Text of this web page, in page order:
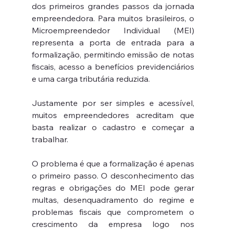
dos primeiros grandes passos da jornada
empreendedora. Para muitos brasileiros, o
Microempreendedor Individual (MEI)
representa a porta de entrada para a
formalização, permitindo emissão de notas
fiscais, acesso a benefícios previdenciários
e uma carga tributária reduzida.
Justamente por ser simples e acessível,
muitos empreendedores acreditam que
basta realizar o cadastro e começar a
trabalhar.
O problema é que a formalização é apenas
o primeiro passo. O desconhecimento das
regras e obrigações do MEI pode gerar
multas, desenquadramento do regime e
problemas fiscais que comprometem o
crescimento da empresa logo nos